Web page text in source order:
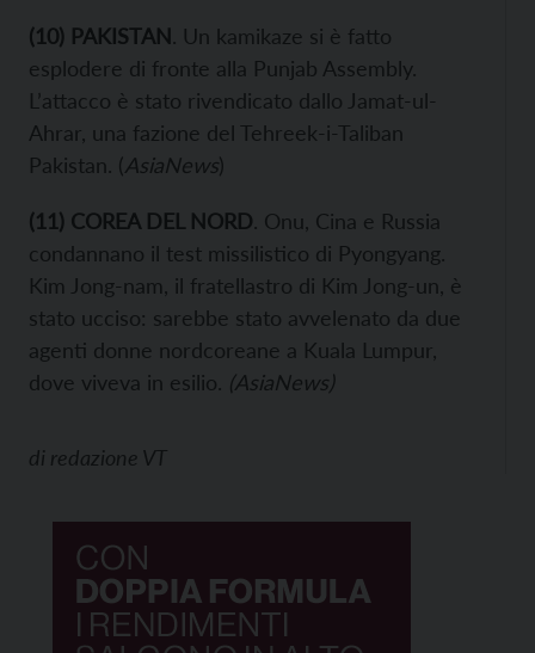
(10) PAKISTAN. Un kamikaze si è fatto
esplodere di fronte alla Punjab Assembly.
L’attacco è stato rivendicato dallo Jamat-ul-
Ahrar, una fazione del Tehreek-i-Taliban
Pakistan. (AsiaNews)
(11) COREA DEL NORD. Onu, Cina e Russia
condannano il test missilistico di Pyongyang.
Kim Jong-nam, il fratellastro di Kim Jong-un, è
stato ucciso: sarebbe stato avvelenato da due
agenti donne nordcoreane a Kuala Lumpur,
dove viveva in esilio. (AsiaNews)
di redazione VT